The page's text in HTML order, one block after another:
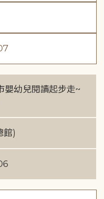
嬰幼兒閱讀起步走~
館)